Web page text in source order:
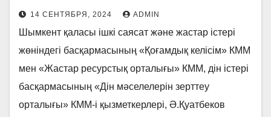
14 СЕНТЯБРЯ, 2024 ADMIN
Шымкент қаласы ішкі саясат және жастар істері
жөніндегі басқармасының «Қоғамдық келісім» КММ
мен «Жастар ресурстық орталығы» КММ, дін істері
басқармасының «Дін мәселелерін зерттеу
орталығы» КММ-і қызметкерлері, Ә.Қуатбеков